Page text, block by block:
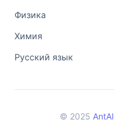
Физика
Химия
Русский язык
© 2025 AntAI